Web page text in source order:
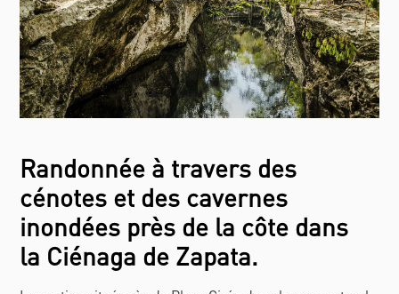
Randonnée à travers des
cénotes et des cavernes
inondées près de la côte dans
la Ciénaga de Zapata.